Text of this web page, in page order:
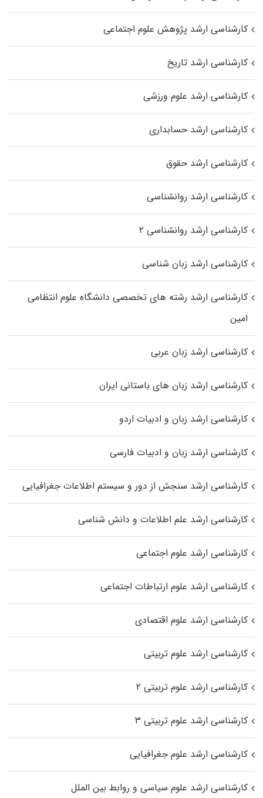
کارشناسی ارشد پژوهش علوم اجتماعی
کارشناسی ارشد تاریخ
کارشناسی ارشد علوم ورزشی
کارشناسی ارشد حسابداری
کارشناسی ارشد حقوق
کارشناسی ارشد روانشناسی
کارشناسی ارشد روانشناسی ۲
کارشناسی ارشد زبان شناسی
کارشناسی ارشد رﺷﺘﻪ ﻫﺎی تخصصی داﻧﺸﮕﺎه ﻋﻠﻮم انتظامی
اﻣﻴﻦ
کارشناسی ارشد زبان عربی
کارشناسی ارشد زبان‌ های باستانی ایران
کارشناسی ارشد زبان و ادبیات اردو
کارشناسی ارشد زبان و ادبیات فارسی
کارشناسی ارشد سنجش از دور و سیستم اطلاعات جغرافیایی
کارشناسی ارشد علم اطلاعات و دانش شناسی
کارشناسی ارشد علوم اجتماعی
کارشناسی ارشد علوم ارتباطات اجتماعی
کارشناسی ارشد علوم اقتصادی
کارشناسی ارشد علوم تربیتی
کارشناسی ارشد علوم تربیتی ۲
کارشناسی ارشد علوم تربیتی ۳
کارشناسی ارشد علوم جغرافیایی
کارشناسی ارشد علوم سیاسی و روابط بین الملل